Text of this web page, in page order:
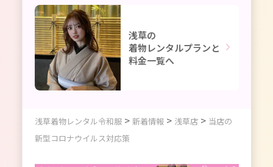
浅草の
着物レンタルプランと
料金一覧へ
浅草着物レンタル令和服> 新着情報> 浅草店> 当店の
新型コロナウイルス対応策